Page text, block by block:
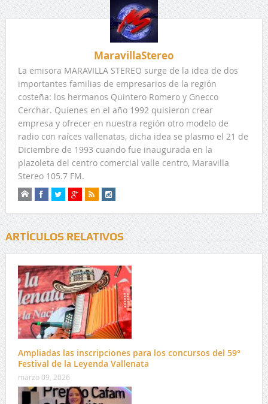
MaravillaStereo
La emisora MARAVILLA STEREO surge de la idea de dos
importantes familias de empresarios de la región
costeña: los hermanos Quintero Romero y Gnecco
Cerchar. Quienes en el año 1992 quisieron crear
empresa y ofrecer en nuestra región otro modelo de
radio con raíces vallenatas, dicha idea se plasmo el 21 de
Diciembre de 1993 cuando fue inaugurada en la
plazoleta del centro comercial valle centro, Maravilla
Stereo 105.7 FM.
ARTÍCULOS RELATIVOS
Ampliadas las inscripciones para los concursos del 59°
Festival de la Leyenda Vallenata
marzo 09, 2026